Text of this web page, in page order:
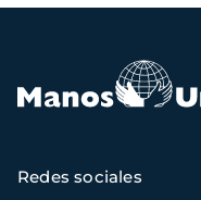
Redes sociales